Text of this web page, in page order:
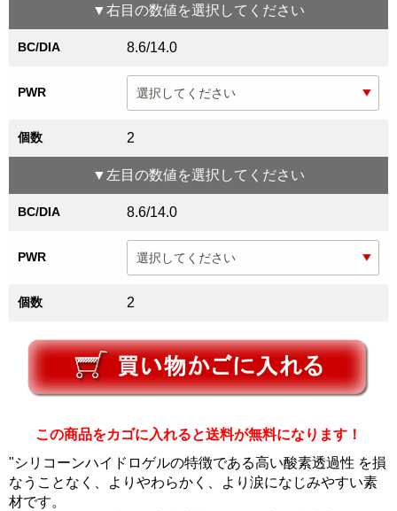
▼右目 の数値を選択してください
BC/DIA 8.6/14.0
PWR
個数 2
▼ 左目 の数値を選択してください
BC/DIA 8.6/14.0
PWR
個数 2
この商品をカゴに入れると送料が無料になります！
"シリコーンハイドロゲルの特徴である高い酸素透過性 を損
なうことなく、よりやわらかく、より涙になじみやすい素
材です。